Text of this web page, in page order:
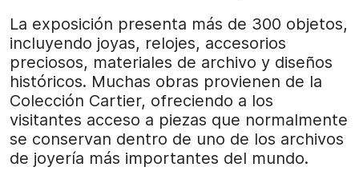
La exposición presenta más de 300 objetos,
incluyendo joyas, relojes, accesorios
preciosos, materiales de archivo y diseños
históricos. Muchas obras provienen de la
Colección Cartier, ofreciendo a los
visitantes acceso a piezas que normalmente
se conservan dentro de uno de los archivos
de joyería más importantes del mundo.